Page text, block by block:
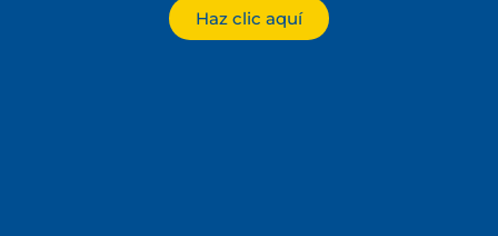
Haz clic aquí